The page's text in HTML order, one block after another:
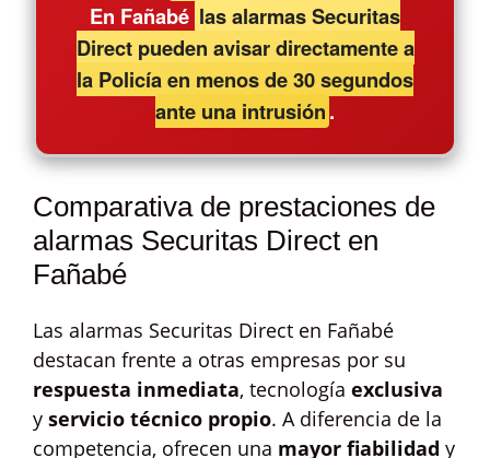
En Fañabé las alarmas Securitas
Direct pueden avisar directamente a
la Policía en menos de 30 segundos
ante una intrusión.
Comparativa de prestaciones de
alarmas Securitas Direct en
Fañabé
Las alarmas Securitas Direct en Fañabé
destacan frente a otras empresas por su
respuesta inmediata, tecnología exclusiva
y servicio técnico propio. A diferencia de la
competencia, ofrecen una mayor fiabilidad y